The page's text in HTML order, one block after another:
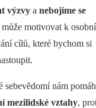
výzvy a nebojíme se
může motivovat k
cílů, které bychom si
sebevědomí nám
mezilidské vztahy,